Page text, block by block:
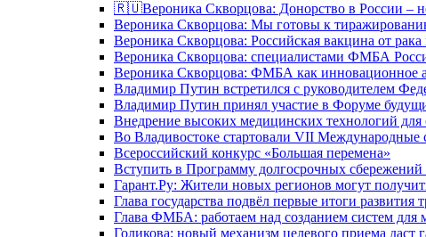
🇷🇺Вероника Скворцова: Донорство в России – не
Вероника Скворцова: Мы готовы к
Вероника Скворцова: Российская вакцина от
Вероника Скворцова: специалистами ФМБА
Вероника Скворцова: ФМБА как инновационное
Владимир Путин встретился с руководителем
Владимир Путин принял участие в Форуме
Внедрение высоких медицинских технологий
Во Владивостоке стартовали VII
Всероссийский конкурс «Большая перемена»
Вступить в Программу долгосрочных сбережений
Гарант.Ру: Жители новых регионов могут
Глава государства подвёл первые итоги
Глава ФМБА: работаем над созданием систем для
Голикова: новый механизм целевого приема даст